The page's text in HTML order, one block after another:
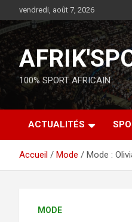
vendredi, août 7, 2026
100% SPORT AFRICAIN
ACTUALITÉS
Accueil Mode Mode :
MODE